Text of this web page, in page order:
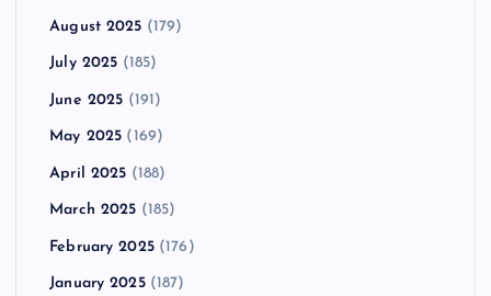
August 2025 (179)
July 2025 (185)
June 2025 (191)
May 2025 (169)
April 2025 (188)
March 2025 (185)
February 2025(176)
January 2025(187)